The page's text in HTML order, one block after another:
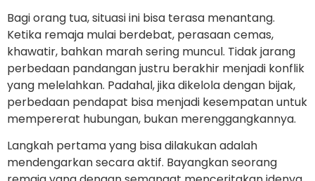
Bagi orang tua, situasi ini bisa terasa menantang.
Ketika remaja mulai berdebat, perasaan cemas,
khawatir, bahkan marah sering muncul. Tidak jarang
perbedaan pandangan justru berakhir menjadi konflik
yang melelahkan. Padahal, jika dikelola dengan bijak,
perbedaan pendapat bisa menjadi kesempatan untuk
mempererat hubungan, bukan merenggangkannya.
Langkah pertama yang bisa dilakukan adalah
mendengarkan secara aktif. Bayangkan seorang